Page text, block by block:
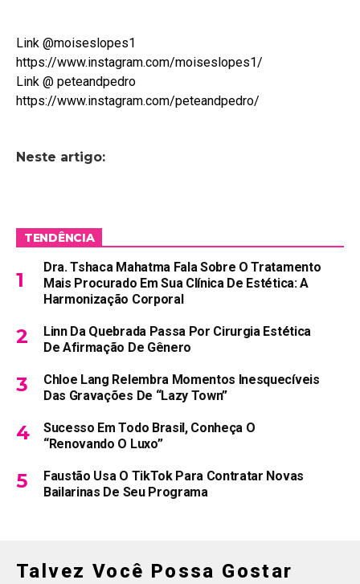
Link @moiseslopes1
https://www.instagram.com/moiseslopes1/
Link @ peteandpedro
https://www.instagram.com/peteandpedro/
Neste artigo:
TENDÊNCIA
Dra. Tshaca Mahatma Fala Sobre O Tratamento
Mais Procurado Em Sua Clínica De Estética: A
Harmonização Corporal
Linn Da Quebrada Passa Por Cirurgia Estética
De Afirmação De Gênero
Chloe Lang Relembra Momentos Inesquecíveis
Das Gravações De “Lazy Town”
Sucesso Em Todo Brasil, Conheça O
“Renovando O Luxo”
Faustão Usa O TikTok Para Contratar Novas
Bailarinas De Seu Programa
Talvez Você Possa Gostar